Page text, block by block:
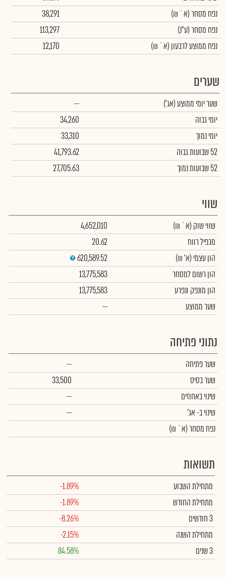
נפח מסחר(א` ₪)
38,291
נפח מסחר(ע"נ)
113,297
נפח ממוצע לרבעון (א` ₪)
12,170
שערים
שער יומי ממוצע(אג')
--
יומי גבוה
34,260
יומי נמוך
33,310
52 שבועות גבוה
41,793.62
52 שבועות נמוך
27,705.63
שווי
שווי שוק (א` ₪)
4,652,010
מכפיל רווח
20.62
הון עצמי (א' ₪)
620,589.52
הון רשום למסחר
13,775,583
הון מונפק ונפרע
13,775,583
שער ממוצע
--
נתוני פתיחה
שער פתיחה
--
שער בסיס
33,500
שינוי באחוזים
--
שינויב- אג'
--
נפח מסחר(א` ₪)
תשואות
מתחילת השבוע
-1.89%
מתחילת החודש
-1.89%
3 חודשים
-8.26%
מתחילת השנה
-2.15%
3 שנים
84.58%